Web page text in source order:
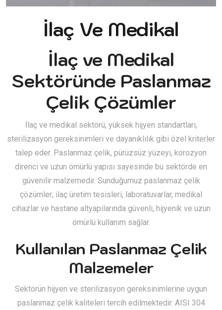
İlaç Ve Medikal
İlaç ve Medikal
Sektöründe Paslanmaz
Çelik Çözümler
İlaç ve medikal sektörü, yüksek hijyen standartları,
sterilizasyon gereksinimleri ve dayanıklılık gibi özel kriterler
talep eder. Paslanmaz çelik, pürüzsüz yüzeyi, korozyon
direnci ve uzun ömürlü yapısı sayesinde bu sektörde en
güvenilir malzemedir. Sunduğumuz paslanmaz çelik
çözümler; ilaç üretim tesisleri, laboratuvarlar, medikal
cihazlar ve hastane altyapılarında güvenli, hijyenik ve uzun
ömürlü kullanım sağlar.
Kullanılan Paslanmaz Çelik
Malzemeler
Sektörün hijyen ve sterilizasyon gereksinimlerine uygun
paslanmaz çelik kaliteleri tercih edilmektedir. AISI 304